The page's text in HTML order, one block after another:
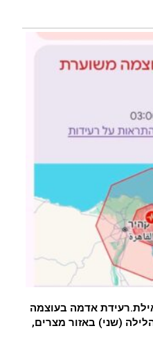
אדמה בעוצמה
(שני) באזור מצרים,